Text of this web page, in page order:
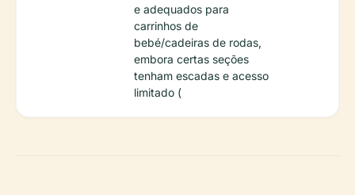
e adequados para
carrinhos de
bebé/cadeiras de rodas,
embora certas seções
tenham escadas e acesso
limitado (